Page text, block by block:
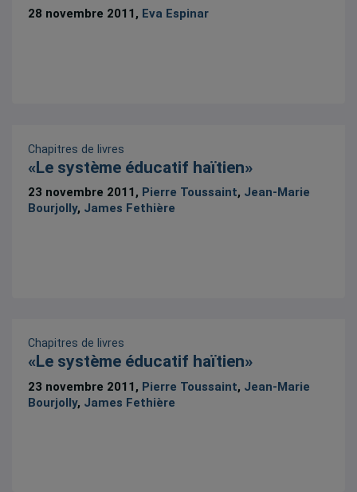
28 novembre 2011, Eva Espinar
Chapitres de livres
«Le système éducatif haïtien»
23 novembre 2011, Pierre Toussaint, Jean-Marie
Bourjolly, James Fethière
Chapitres de livres
«Le système éducatif haïtien»
23 novembre 2011, Pierre Toussaint, Jean-Marie
Bourjolly, James Fethière